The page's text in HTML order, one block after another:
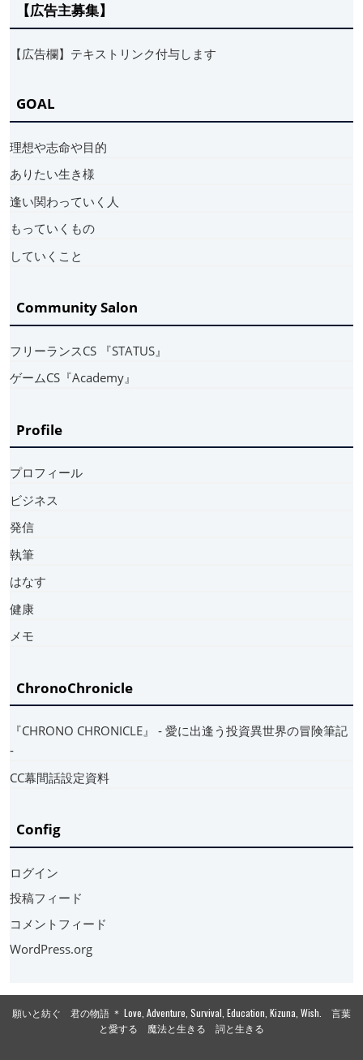
【広告主募集】
【広告欄】テキストリンク付与します
GOAL
理想や志命や目的
ありたい生き様
逢い関わっていく人
もっていくもの
していくこと
Community Salon
フリーランスCS 『STATUS』
ゲームCS『Academy』
Profile
プロフィール
ビジネス
発信
執筆
はなす
健康
メモ
ChronoChronicle
『CHRONO CHRONICLE』 ‐ 愛に出逢う投資異世界の冒険筆記
‐
CC幕間話設定資料
Config
ログイン
投稿フィード
コメントフィード
WordPress.org
願いと紡ぐ 君の物語 ＊ Love, Adventure, Survival, Education, Kizuna, Wish. 言葉
と愛する 魔法と生きる 詞と生きる